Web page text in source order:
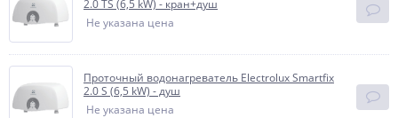
2.0 TS (6,5 kW) - кран+душ
Не указана цена
Проточный водонагреватель Electrolux Smartfix
2.0 S (6,5 kW) - душ
Не указана цена